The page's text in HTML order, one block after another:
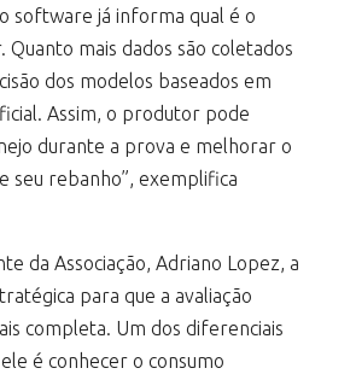
software já informa qual é o
Quanto mais dados são coletados
dos modelos baseados em
Assim, o produtor pode
durante a prova e melhorar o
seu rebanho”, exemplifica
da Associação, Adriano Lopez, a
para que a avaliação
completa. Um dos diferenciais
é conhecer o consumo